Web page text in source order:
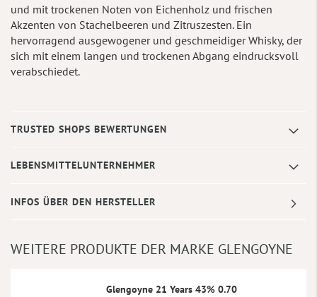
und mit trockenen Noten von Eichenholz und frischen
Akzenten von Stachelbeeren und Zitruszesten. Ein
hervorragend ausgewogener und geschmeidiger Whisky, der
sich mit einem langen und trockenen Abgang eindrucksvoll
verabschiedet.
TRUSTED SHOPS BEWERTUNGEN
LEBENSMITTELUNTERNEHMER
INFOS ÜBER DEN HERSTELLER
WEITERE PRODUKTE DER MARKE GLENGOYNE
Glengoyne 21 Years 43% 0.70